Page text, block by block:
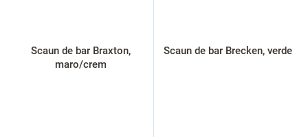
Scaun de bar Braxton,
maro/crem
Scaun de bar Brecken, verde